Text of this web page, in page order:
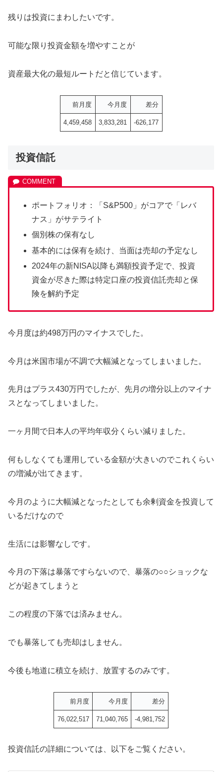
残りは投資にまわしたいです。
可能な限り投資金額を増やすことが
資産最大化の最短ルートだと信じています。
前月度 今月度 差分
4,459,458 3,833,281 -626,177
投資信託
ポートフォリオ：「S&P500」がコアで「レバ
ナス」がサテライト
個別株の保有なし
基本的には保有を続け、当面は売却の予定なし
2024年の新NISA以降も満額投資予定で、投資
資金が尽きた際は特定口座の投資信託売却と保
険を解約予定
今月度は約498万円のマイナスでした。
今月は米国市場が不調で大幅減となってしまいました。
先月はプラス430万円でしたが、先月の増分以上のマイナ
スとなってしまいました。
一ヶ月間で日本人の平均年収分くらい減りました。
何もしなくても運用している金額が大きいのでこれくらい
の増減が出てきます。
今月のように大幅減となったとしても余剰資金を投資して
いるだけなので
生活には影響なしです。
今月の下落は暴落ですらないので、暴落の○○ショックな
どが起きてしまうと
この程度の下落では済みません。
でも暴落しても売却はしません。
今後も地道に積立を続け、放置するのみです。
前月度 今月度 差分
76,022,517 71,040,765 -4,981,752
投資信託の詳細については、以下をご覧ください。